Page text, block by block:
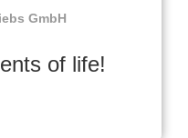
GmbH
of life!